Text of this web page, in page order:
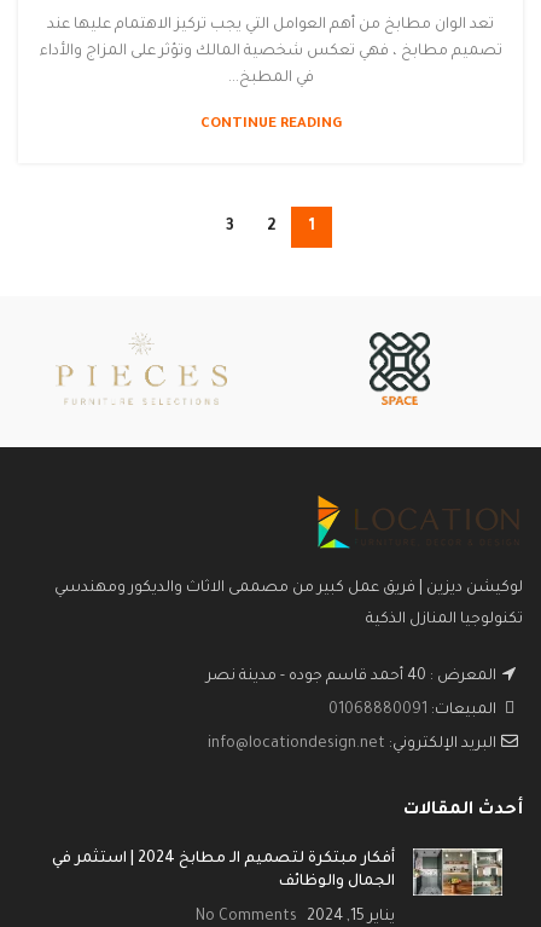
تعد الوان مطابخ من أهم العوامل التي يجب تركيز الاهتمام عليها عند
تصميم مطابخ ، فهي تعكس شخصية المالك وتؤثر على المزاج والأداء
في المطبخ...
CONTINUE READING
1
2
3
لوكيشن ديزين | فريق عمل كبير من مصممى الاثاث والديكور ومهندسي
تكنولوجيا المنازل الذكية
المعرض : 40 أحمد قاسم جوده - مدينة نصر
المبيعات: 01068880091
البريد الإلكتروني: info@locationdesign.net
أحدث المقالات
أفكار مبتكرة لتصميم الـ مطابخ 2024 | استثمر في
الجمال والوظائف
يناير 15, 2024 No Comments